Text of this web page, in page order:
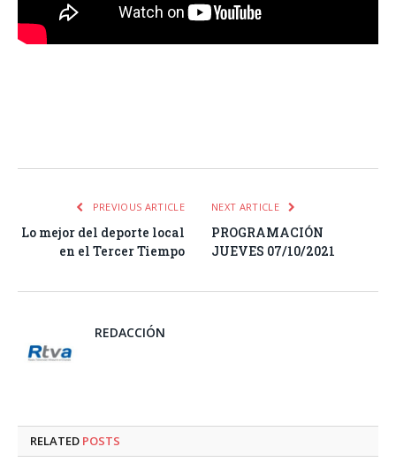
PREVIOUS ARTICLE
Lo mejor del deporte local
en el Tercer Tiempo
NEXT ARTICLE
PROGRAMACIÓN
JUEVES 07/10/2021
REDACCIÓN
RELATED POSTS